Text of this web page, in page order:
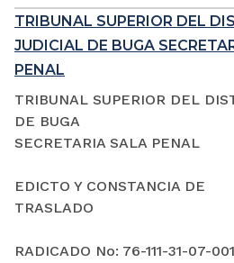
TRIBUNAL SUPERIOR DEL
JUDICIAL DE BUGA
PENAL
TRIBUNAL SUPERIOR DEL
DE BUGA
SECRETARIA SALA PENAL
EDICTO Y CONSTANCIA DE
TRASLADO
RADICADO No: 76-111-31-07-